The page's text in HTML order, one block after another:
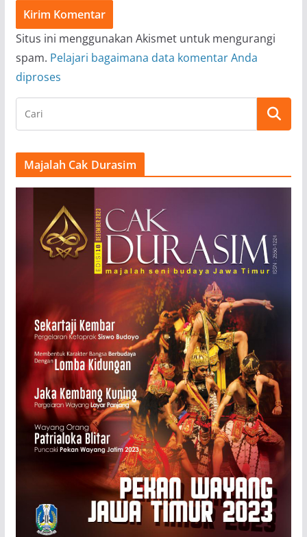
Situs ini menggunakan Akismet untuk mengurangi
spam. Pelajari bagaimana data komentar Anda
diproses
Majalah Cak Durasim